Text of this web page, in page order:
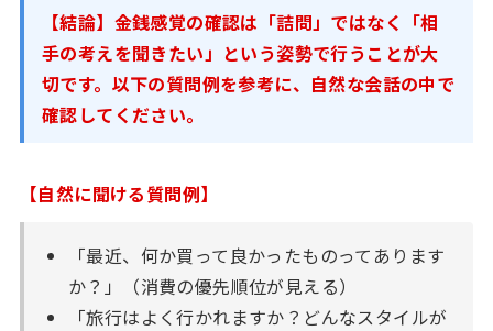
【結論】金銭感覚の確認は「詰問」ではなく「相
手の考えを聞きたい」という姿勢で行うことが大
切です。以下の質問例を参考に、自然な会話の中で
確認してください。
【自然に聞ける質問例】
「最近、何か買って良かったものってあります
か？」（消費の優先順位が見える）
「旅行はよく行かれますか？どんなスタイルが